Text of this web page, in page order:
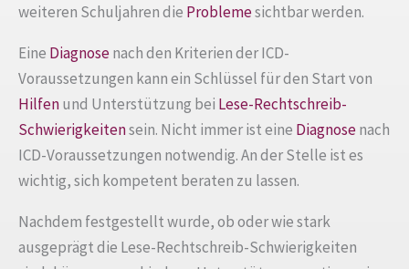
weiteren Schuljahren die Problemesichtbar werden.
Eine Diagnosenach den Kriterien der ICD-
Voraussetzungen kann ein Schlüssel für den Start von
Hilfenund Unterstützung bei Lese-Rechtschreib-
Schwierigkeitensein. Nicht immer ist eine Diagnosenach
ICD-Voraussetzungen notwendig. An der Stelle ist es
wichtig, sich kompetent beraten zu lassen.
Nachdem festgestellt wurde, ob oder wie stark
ausgeprägt die Lese-Rechtschreib-Schwierigkeiten